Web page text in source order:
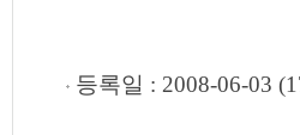
등록일 : 2008-06-03